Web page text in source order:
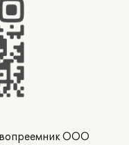
ООО